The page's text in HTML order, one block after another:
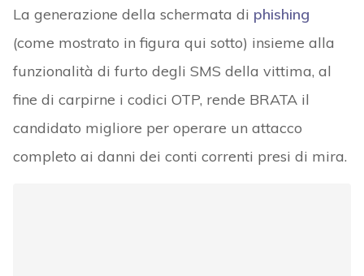
La generazione della schermata di phishing
(come mostrato in figura qui sotto) insieme alla
funzionalità di furto degli SMS della vittima, al
fine di carpirne i codici OTP, rende BRATA il
candidato migliore per operare un attacco
completo ai danni dei conti correnti presi di mira.